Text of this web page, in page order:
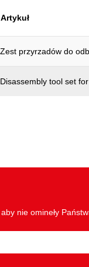
Artykuł
Zest przyrzadów do
Disassembly tool set
nie omineły